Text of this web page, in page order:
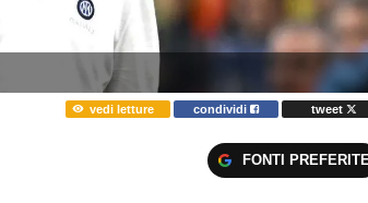
vedi letture condividi tweet
FONTI PREFERITE